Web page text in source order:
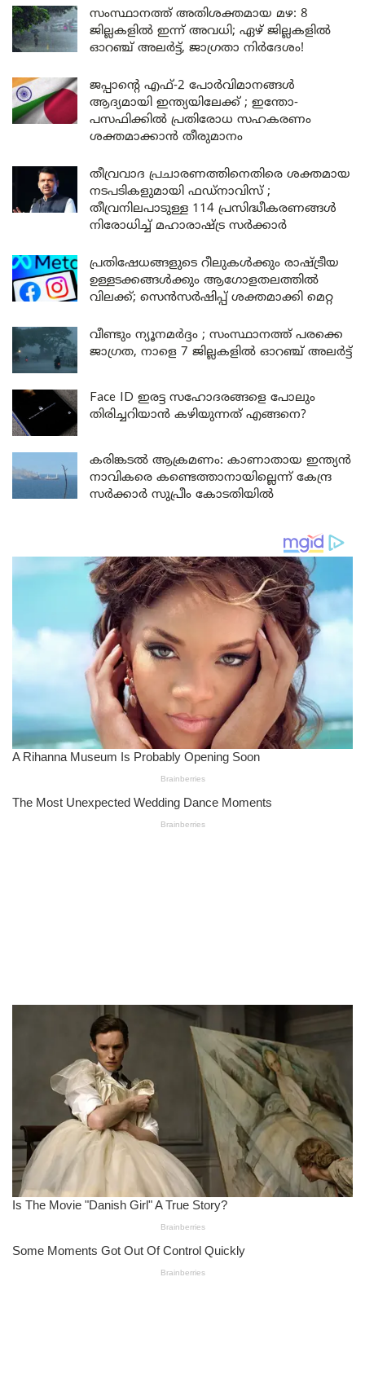
സംസ്ഥാനത്ത് അതിശക്തമായ മഴ: 8
ജില്ലകളിൽ ഇന്ന് അവധി; ഏഴ് ജില്ലകളിൽ
ഓറഞ്ച് അലർട്ട്, ജാഗ്രതാ നിർദേശം!
ജപ്പാന്റെ എഫ്-2 പോർവിമാനങ്ങൾ
ആദ്യമായി ഇന്ത്യയിലേക്ക് ; ഇന്തോ-
പസഫിക്കിൽ പ്രതിരോധ സഹകരണം
ശക്തമാക്കാൻ തീരുമാനം
തീവ്രവാദ പ്രചാരണത്തിനെതിരെ ശക്തമായ
നടപടികളുമായി ഫഡ്നാവിസ് ;
തീവ്രനിലപാടുള്ള 114 പ്രസിദ്ധീകരണങ്ങൾ
നിരോധിച്ച് മഹാരാഷ്ട്ര സർക്കാർ
പ്രതിഷേധങ്ങളുടെ റീലുകൾക്കും രാഷ്ട്രീയ
ഉള്ളടക്കങ്ങൾക്കും ആഗോളതലത്തിൽ
വിലക്ക്; സെൻസർഷിപ്പ് ശക്തമാക്കി മെറ്റ
വീണ്ടും ന്യൂനമർദ്ദം ; സംസ്ഥാനത്ത് പരക്കെ
ജാഗ്രത, നാളെ 7 ജില്ലകളിൽ ഓറഞ്ച് അലർട്ട്
Face ID ഇരട്ട സഹോദരങ്ങളെ പോലും
തിരിച്ചറിയാൻ കഴിയുന്നത് എങ്ങനെ?
കരിങ്കടൽ ആക്രമണം: കാണാതായ ഇന്ത്യൻ
നാവികരെ കണ്ടെത്താനായില്ലെന്ന് കേന്ദ്ര
സർക്കാർ സുപ്രീം കോടതിയിൽ